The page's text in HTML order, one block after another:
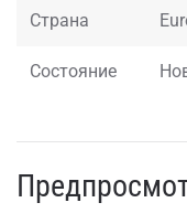
Страна
Состояние